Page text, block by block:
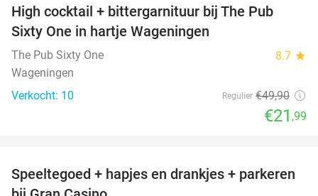
High cocktail + bittergarnituur bij The Pub
Sixty One in hartje Wageningen
The Pub Sixty One 8.7 star
Wageningen
Verkocht: 10
Regulier €49,90
€21 ,99
50%
Speeltegoed + hapjes en drankjes + parkeren